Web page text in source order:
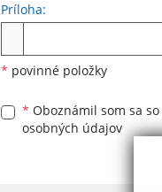
Príloha:
* povinné položky
* Oboznámil som sa so
osobných údajov